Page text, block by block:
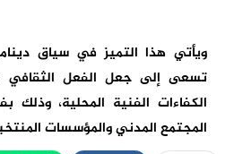
ويأتي هذا التميز في سياق
تسعى إلى جعل الفعل الثقافي
الكفاءات الفنية المحلية، وذلك
المجتمع المدني والمؤسسات